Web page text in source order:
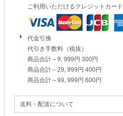
ご利用いただけるクレジットカード
代金引換
代引き手数料（税抜）
商品合計～9, 999円 300円
商品合計～29, 999円 400円
商品合計～99, 999円 600円
送料・配送について